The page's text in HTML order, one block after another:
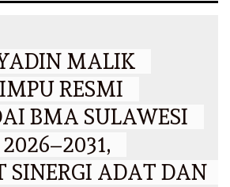
MALIK
RESMI
BMA SULAWESI
SINERGI ADAT DAN